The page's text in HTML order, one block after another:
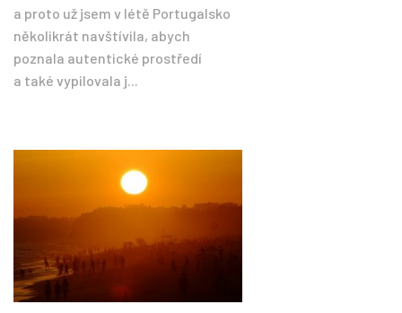
a proto už jsem v létě Portugalsko
několikrát navštívila, abych
poznala autentické prostředí
a také vypilovala j...